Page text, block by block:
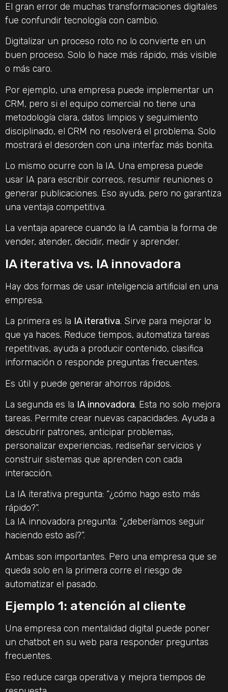
El gran error de muchas transformaciones digitales
fue confundir tecnología con cambio.
Digitalizar un proceso roto no lo convierte en un
buen proceso. Solo lo hace más rápido, más visible
o más caro.
Por ejemplo, una empresa puede implementar un
CRM, pero si el equipo comercial no tiene una
metodología clara, datos limpios y seguimiento
disciplinado, el CRM no resolverá el problema. Solo
mostrará el desorden con una interfaz más bonita.
Lo mismo ocurre con la IA. Una empresa puede
usar IA para escribir correos, resumir reuniones o
generar publicaciones. Eso ayuda, pero no garantiza
una ventaja competitiva.
La ventaja aparece cuando la IA cambia la forma de
vender, atender, decidir, medir y aprender.
IA iterativa vs. IA innovadora
Hay dos formas de usar inteligencia artificial en una
empresa.
La primera es la IA iterativa. Sirve para mejorar lo
que ya haces. Reduce tiempos, automatiza tareas
repetitivas, ayuda a producir contenido, clasifica
información o responde preguntas frecuentes.
Es útil y puede generar ahorros rápidos.
La segunda es la IA innovadora. Esta no solo mejora
tareas. Permite crear nuevas capacidades. Ayuda a
descubrir patrones, anticipar problemas,
personalizar experiencias, rediseñar servicios y
construir sistemas que aprenden con cada
interacción.
La IA iterativa pregunta: “¿cómo hago esto más
rápido?”.
La IA innovadora pregunta: “¿deberíamos seguir
haciendo esto así?”.
Ambas son importantes. Pero una empresa que se
queda solo en la primera corre el riesgo de
automatizar el pasado.
Ejemplo 1: atención al cliente
Una empresa con mentalidad digital puede poner
un chatbot en su web para responder preguntas
frecuentes.
Eso reduce carga operativa y mejora tiempos de